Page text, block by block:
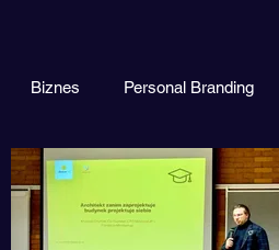
Biznes Personal Branding
LinkedIn Reklama Mindset